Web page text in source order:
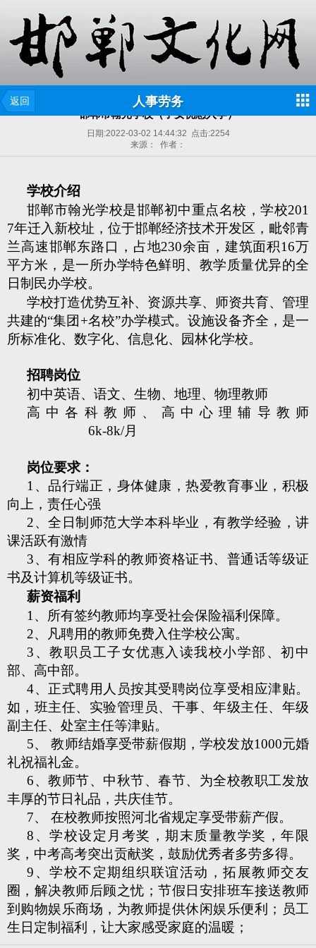
返回 人事劳务
邯郸市翰光学校（子女优惠入学）
日期:2022-03-02 14:44:32 点击:2254
来源： 作者：
学校介绍
邯郸市翰光学校是邯郸初中重点名校，学校201
7年迁入新校址，位于邯郸经济技术开发区，毗邻青
兰高速邯郸东路口，占地230余亩，建筑面积16万
平方米，是一所办学特色鲜明、教学质量优异的全
日制民办学校。
学校打造优势互补、资源共享、师资共育、管理
共建的“集团+名校”办学模式。设施设备齐全，是一
所标准化、数字化、信息化、园林化学校。
招聘岗位
初中英语、语文、生物、地理、物理教师
高中各科教师、高中心理辅导教师
6k-8k/月
岗位要求：
1、品行端正，身体健康，热爱教育事业，积极
向上，责任心强
2、全日制师范大学本科毕业，有教学经验，讲
课活跃有激情
3、有相应学科的教师资格证书、普通话等级证
书及计算机等级证书。
薪资福利
1、所有签约教师均享受社会保险福利保障。
2、凡聘用的教师免费入住学校公寓。
3、教职员工子女优惠入读我校小学部、初中
部、高中部。
4、正式聘用人员按其受聘岗位享受相应津贴。
如，班主任、实验管理员、干事、年级主任、年级
副主任、处室主任等津贴。
5、 教师结婚享受带薪假期，学校发放1000元婚
礼祝福礼金。
6、教师节、中秋节、春节、为全校教职工发放
丰厚的节日礼品，共庆佳节。
7、 在校教师按照河北省规定享受带薪产假。
8、学校设定月考奖，期末质量教学奖，年限
奖，中考高考突出贡献奖，鼓励优秀者多劳多得。
9、学校不定期组织联谊活动，拓展教师交友
圈，解决教师后顾之忧；节假日安排班车接送教师
到购物娱乐商场，为教师提供休闲娱乐便利；员工
生日定制福利，让大家感受家庭的温暖；